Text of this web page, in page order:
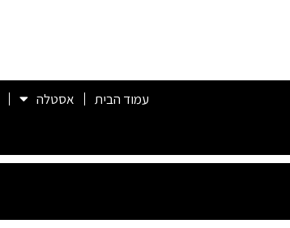
עמוד הבית אסטלה